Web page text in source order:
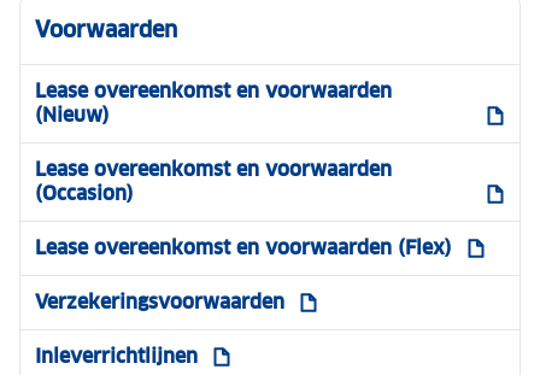
Voorwaarden
Lease overeenkomst en voorwaarden
(Nieuw)
Lease overeenkomst en voorwaarden
(Occasion)
Lease overeenkomst en voorwaarden (Flex)
Verzekeringsvoorwaarden
Inleverrichtlijnen